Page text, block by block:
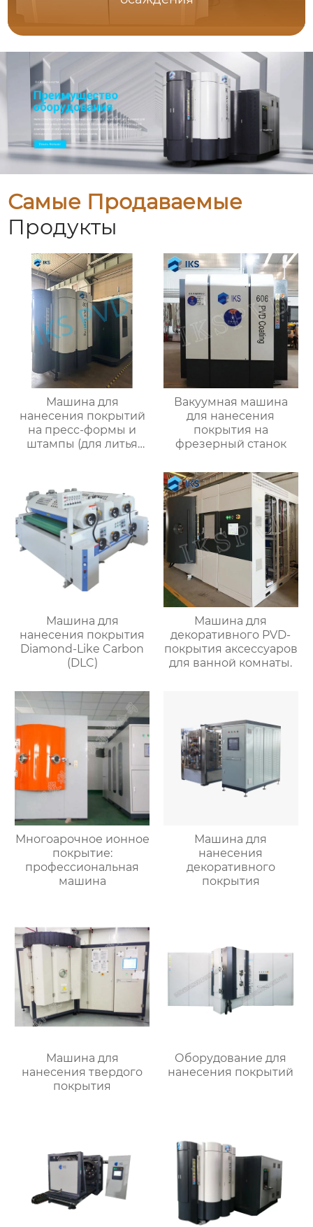
Самые Продаваемые
Продукты
Машина для
нанесения покрытий
на пресс-формы и
штампы (для литья
штамповки)
Вакуумная машина
для нанесения
покрытия на
фрезерный станок
Машина для
нанесения покрытия
Diamond-Like Carbon
(DLC)
Машина для
декоративного PVD-
покрытия аксессуаров
для ванной комнаты.
Многоарочное ионное
покрытие:
профессиональная
машина
Машина для
нанесения
декоративного
покрытия
Машина для
нанесения твердого
покрытия
Оборудование для
нанесения покрытий